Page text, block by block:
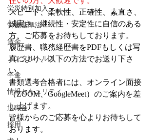
労災特別加入
労働基準法
賃金
メンタルヘルス
年金
情報セキュリティ
退職金
採用
スピード、柔軟性、正確性、素直さ、
誠実さ、継続性・安定性に自信のある
方、ご応募をお待ちしております。
履歴書、職務経歴書をPDFもしくは写
真により、以下の方法でお送り下さ
い。
書類選考合格者には、オンライン面接
（ZOOM、GoogleMeet）のご案内を差
し上げます。
皆様からのご応募を心よりお待ちして
おります。